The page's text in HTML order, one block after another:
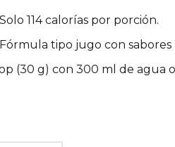
Solo 114 calorías por porción.
Fórmula tipo jugo con sabores
(30 g) con 300 ml de agua